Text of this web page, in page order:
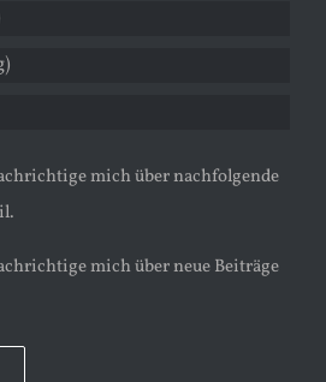
mich über nachfolgende
mich über neue Beiträge